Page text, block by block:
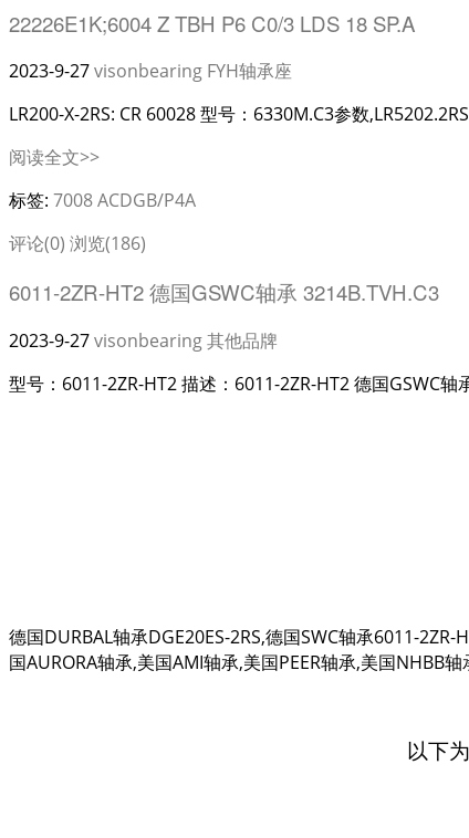
22226E1K;6004 Z TBH P6 C0/3 LDS 18 SP.A
2023-9-27visonbearing FYH轴承座
LR200-X-2RS: CR 60028 型号：6330M.C3参数
阅读全文>>
标签: 7008 ACDGB/P4A
评论(0) 浏览(186)
6011-2ZR-HT2 德国GSWC轴承 3214B.TVH.C3
2023-9-27visonbearing其他品牌
型号：6011-2ZR-HT2 描述：6011-2ZR-HT2 德国GSWC
德国DURBAL轴承DGE20ES-2RS,德国SWC轴承6011-
国AURORA轴承,美国AMI轴承,美国PEER轴承,美国NHBB
以下